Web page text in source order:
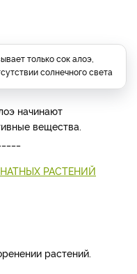
только сок алоэ,
солнечного света
начинают
вещества.
РАСТЕНИЙ
растений.